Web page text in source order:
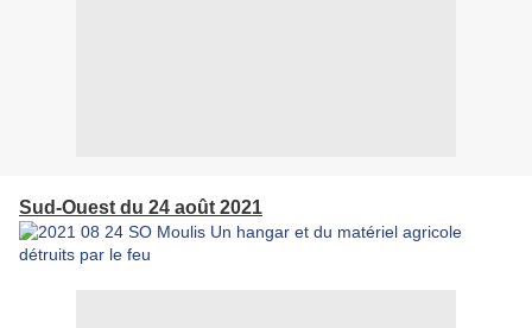
Sud-Ouest du 24 août 2021